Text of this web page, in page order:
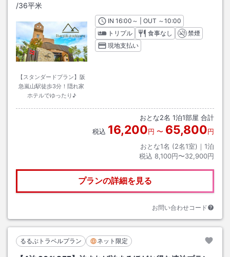
/36平米
【スタンダードプラン】阪
急嵐山駅徒歩3分！隠れ家
ホテルでゆったり♪
INチェックイン
16:00 ～ | OUT チェックアウト
～10:00
トリプル
食事なし
禁煙
現地支払い
おとな2名 1泊1部屋 合計
税込 16,200円 〜 65,800円
おとな1名 (2名1室)｜ 1泊
税込 8,100円〜32,900円
プランの詳細を見る
お問い合わせコード
るるぶトラベルプラン ネット限定